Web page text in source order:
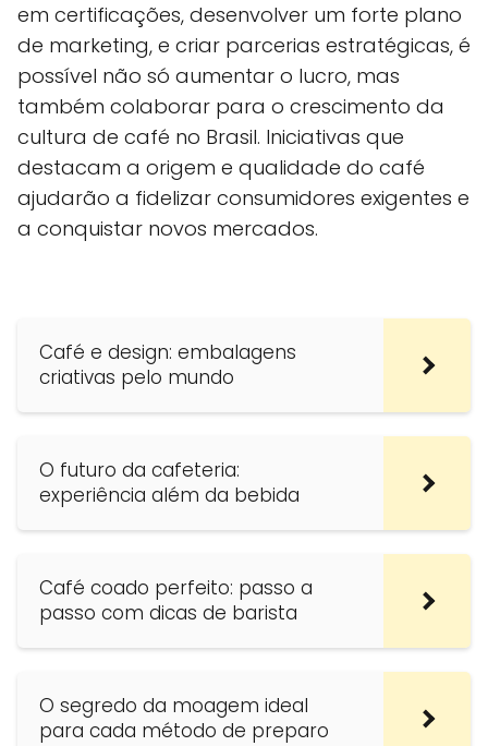
em certificações, desenvolver um forte plano
de marketing, e criar parcerias estratégicas, é
possível não só aumentar o lucro, mas
também colaborar para o crescimento da
cultura de café no Brasil. Iniciativas que
destacam a origem e qualidade do café
ajudarão a fidelizar consumidores exigentes e
a conquistar novos mercados.
Café e design: embalagens
criativas pelo mundo
O futuro da cafeteria:
experiência além da bebida
Café coado perfeito: passo a
passo com dicas de barista
O segredo da moagem ideal
para cada método de preparo